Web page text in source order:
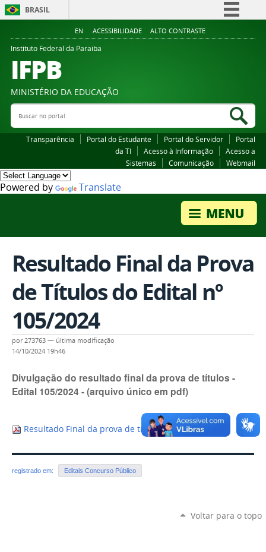
BRASIL
Simplifique!
Legislação
EN ACESSIBILIDADE ALTO CONTRASTE
Instituto Federal da Paraiba
IFPB
MINISTÉRIO DA EDUCAÇÃO
Buscar no portal
Transparência Portal do Estudante Portal do Servidor
Portal
da TI
Acesso à Informação
Acesso a
Sistemas
Comunicação Webmail
Powered by Translate
Resultado Final da Prova
de Títulos do Edital nº
105/2024
por273763 — última modificação
14/10/2024 19h46
Divulgação do resultado final da prova de títulos -
Edital 105/2024 - (arquivo único em pdf)
Resultado Final da prova de títulos.pdf— 68 KB
registrado em: Editais Concurso Público
Voltar para o topo